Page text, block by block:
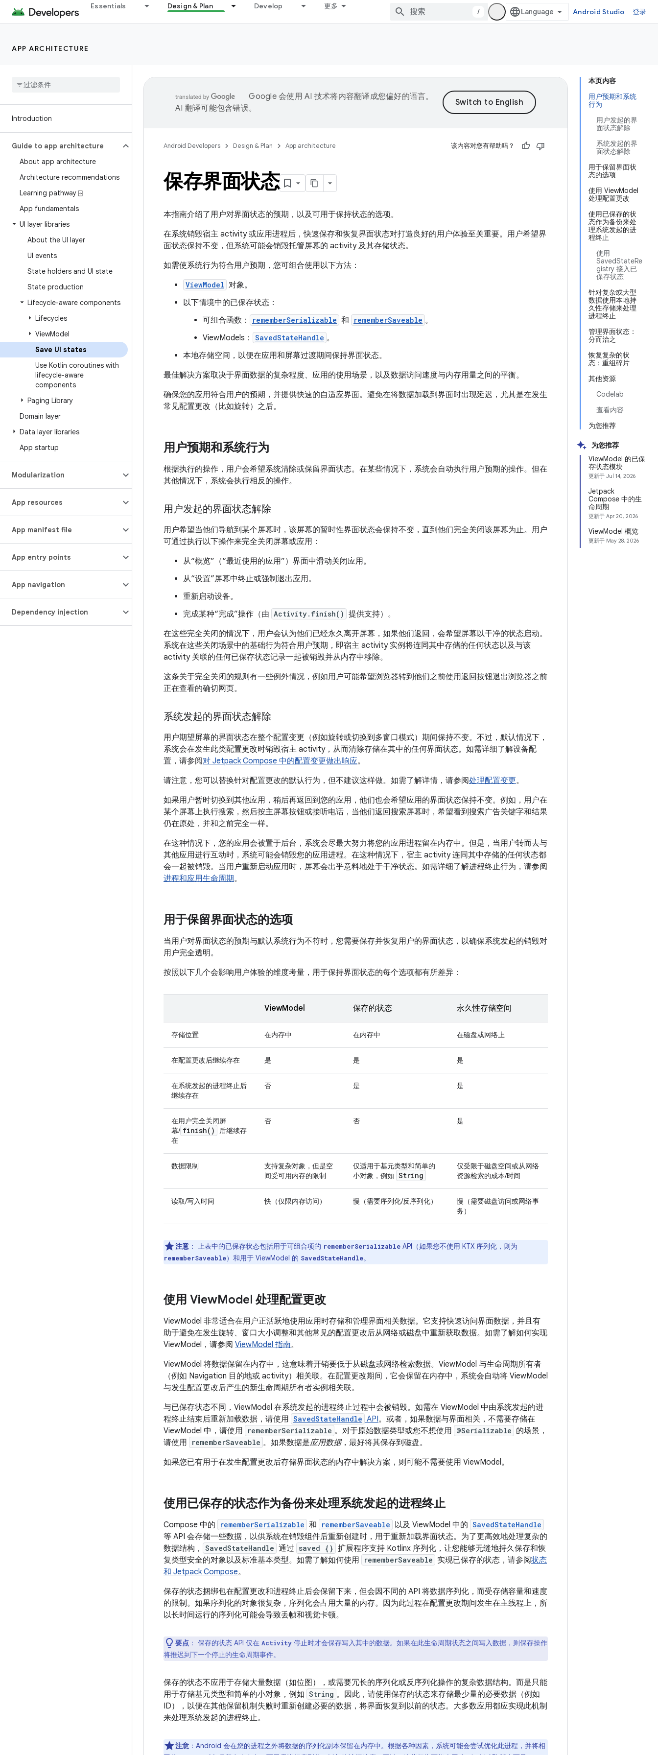
Essentials Design & Plan Develop 更多
/ Android Studio 登录
APP ARCHITECTURE
Introduction
Guide to app architecture
About app architecture
Architecture recommendations
Learning pathway ⍈
App fundamentals
UI layer libraries
About the UI layer
UI events
State holders and UI state
State production
Lifecycle-aware components
Lifecycles
ViewModel
Save UI states
Use Kotlin coroutines with
lifecycle-aware
components
Paging Library
Domain layer
Data layer libraries
App startup
Modularization
App resources
App manifest file
App entry points
App navigation
Dependency injection
本页内容
用户预期和系统
行为
用户发起的界
面状态解除
系统发起的界
面状态解除
用于保留界面状
态的选项
使用 ViewModel
处理配置更改
使用已保存的状
态作为备份来处
理系统发起的进
程终止
使用
SavedStateRe
gistry 接入已
保存状态
针对复杂或大型
数据使用本地持
久性存储来处理
进程终止
管理界面状态：
分而治之
恢复复杂的状
态：重组碎片
其他资源
Codelab
查看内容
为您推荐
为您推荐
ViewModel 的已保
存状态模块
更新于 Jul 14, 2026
Jetpack
Compose 中的生
命周期
更新于 Apr 20, 2026
ViewModel 概览
更新于 May 28, 2026
Google 会使用 AI 技术将内容翻译成您偏好的语言。
AI 翻译可能包含错误。
Android Developers Design & Plan App architecture 该内容对您有帮助吗？
保存界面状态
本指南介绍了用户对界面状态的预期，以及可用于保持状态的选项。
在系统销毁宿主 activity 或应用进程后，快速保存和恢复界面状态对打造良好的用户体验至关重要。用户希望界
面状态保持不变，但系统可能会销毁托管屏幕的 activity 及其存储状态。
如需使系统行为符合用户预期，您可组合使用以下方法：
ViewModel 对象。
以下情境中的已保存状态：
可组合函数：
rememberSerializable 和 rememberSaveable 。
ViewModels：
SavedStateHandle 。
本地存储空间，以便在应用和屏幕过渡期间保持界面状态。
最佳解决方案取决于界面数据的复杂程度、应用的使用场景，以及数据访问速度与内存用量之间的平衡。
确保您的应用符合用户的预期，并提供快速的自适应界面。避免在将数据加载到界面时出现延迟，尤其是在发生
常见配置更改（比如旋转）之后。
用户预期和系统行为
根据执行的操作，用户会希望系统清除或保留界面状态。在某些情况下，系统会自动执行用户预期的操作。但在
其他情况下，系统会执行相反的操作。
用户发起的界面状态解除
用户希望当他们导航到某个屏幕时，该屏幕的暂时性界面状态会保持不变，直到他们完全关闭该屏幕为止。用户
可通过执行以下操作来完全关闭屏幕或应用：
从“概览”（“最近使用的应用”）界面中滑动关闭应用。
从“设置”屏幕中终止或强制退出应用。
重新启动设备。
完成某种“完成”操作（由 Activity.finish() 提供支持）。
在这些完全关闭的情况下，用户会认为他们已经永久离开屏幕，如果他们返回，会希望屏幕以干净的状态启动。
系统在这些关闭场景中的基础行为符合用户预期，即宿主 activity 实例将连同其中存储的任何状态以及与该
activity 关联的任何已保存状态记录一起被销毁并从内存中移除。
这条关于完全关闭的规则有一些例外情况，例如用户可能希望浏览器转到他们之前使用返回按钮退出浏览器之前
正在查看的确切网页。
系统发起的界面状态解除
用户期望屏幕的界面状态在整个配置变更（例如旋转或切换到多窗口模式）期间保持不变。不过，默认情况下，
系统会在发生此类配置更改时销毁宿主 activity，从而清除存储在其中的任何界面状态。如需详细了解设备配
置，请参阅对 Jetpack Compose 中的配置变更做出响应。
请注意，您可以替换针对配置更改的默认行为，但不建议这样做。如需了解详情，请参阅处理配置变更。
如果用户暂时切换到其他应用，稍后再返回到您的应用，他们也会希望应用的界面状态保持不变。例如，用户在
某个屏幕上执行搜索，然后按主屏幕按钮或接听电话，当他们返回搜索屏幕时，希望看到搜索广告关键字和结果
仍在原处，并和之前完全一样。
在这种情况下，您的应用会被置于后台，系统会尽最大努力将您的应用进程留在内存中。但是，当用户转而去与
其他应用进行互动时，系统可能会销毁您的应用进程。在这种情况下，宿主 activity 连同其中存储的任何状态都
会一起被销毁。当用户重新启动应用时，屏幕会出乎意料地处于干净状态。如需详细了解进程终止行为，请参阅
进程和应用生命周期。
用于保留界面状态的选项
当用户对界面状态的预期与默认系统行为不符时，您需要保存并恢复用户的界面状态，以确保系统发起的销毁对
用户完全透明。
按照以下几个会影响用户体验的维度考量，用于保持界面状态的每个选项都有所差异：
ViewModel 保存的状态 永久性存储空间
存储位置 在内存中 在内存中 在磁盘或网络上
在配置更改后继续存在 是 是 是
在系统发起的进程终止后
继续存在
否 是 是
在用户完全关闭屏
幕/ finish( )
后继续存
在
否 否 是
数据限制
支持复杂对象，但是空
间受可用内存的限制
仅适用于基元类型和简单的
小对象，例如 String
仅受限于磁盘空间或从网络
资源检索的成本/时间
读取/写入时间 快（仅限内存访问） 慢（需要序列化/反序列化）
慢（需要磁盘访问或网络事
务）
注意 ： 上表中的已保存状态包括用于可组合项的 rememberSerializable API（如果您不使用 KTX 序列化，则为
rememberSaveable）和用于 ViewModel 的 SavedStateHandle。
使用 ViewModel 处理配置更改
ViewModel 非常适合在用户正活跃地使用应用时存储和管理界面相关数据。它支持快速访问界面数据，并且有
助于避免在发生旋转、窗口大小调整和其他常见的配置更改后从网络或磁盘中重新获取数据。如需了解如何实现
ViewModel，请参阅 ViewModel 指南。
ViewModel 将数据保留在内存中，这意味着开销要低于从磁盘或网络检索数据。ViewModel 与生命周期所有者
（例如 Navigation 目的地或 activity）相关联。在配置更改期间，它会保留在内存中，系统会自动将 ViewModel
与发生配置更改后产生的新生命周期所有者实例相关联。
与已保存状态不同，ViewModel 在系统发起的进程终止过程中会被销毁。如需在 ViewModel 中由系统发起的进
程终止结束后重新加载数据，请使用 SavedStateHandle API。或者，如果数据与界面相关，不需要存储在
ViewModel 中，请使用
rememberSerializable 。对于原始数据类型或您不想使用 @Serializable 的场景，
请使用
rememberSaveable 。如果数据是应用数据，最好将其保存到磁盘。
如果您已有用于在发生配置更改后存储界面状态的内存中解决方案，则可能不需要使用 ViewModel。
使用已保存的状态作为备份来处理系统发起的进程终止
Compose 中的 rememberSerializable 和 rememberSaveable 以及 ViewModel 中的 SavedStateHandle
等 API 会存储一些数据，以供系统在销毁组件后重新创建时，用于重新加载界面状态。为了更高效地处理复杂的
数据结构，
SavedStateHandle 通过 saved {} 扩展程序支持 Kotlinx 序列化，让您能够无缝地持久保存和恢
复类型安全的对象以及标准基本类型。如需了解如何使用
rememberSaveable 实现已保存的状态，请参阅状态
和 Jetpack Compose。
保存的状态捆绑包在配置更改和进程终止后会保留下来，但会因不同的 API 将数据序列化，而受存储容量和速度
的限制。如果序列化的对象很复杂，序列化会占用大量的内存。因为此过程在配置更改期间发生在主线程上，所
以长时间运行的序列化可能会导致丢帧和视觉卡顿。
要点 ： 保存的状态 API 仅在 Activity 停止时才会保存写入其中的数据。如果在此生命周期状态之间写入数据，则保存操作
将推迟到下一个停止的生命周期事件。
保存的状态不应用于存储大量数据（如位图），或需要冗长的序列化或反序列化操作的复杂数据结构。而是只能
用于存储基元类型和简单的小对象，例如 String 。因此，请使用保存的状态来存储最少量的必要数据（例如
ID），以便在其他保留机制失败时重新创建必要的数据，将界面恢复到以前的状态。大多数应用都应实现此机制
来处理系统发起的进程终止。
注意 ：Android 会在您的进程之外将数据的序列化副本保留在内存中。根据各种因素，系统可能会尝试优化此进程，并将相